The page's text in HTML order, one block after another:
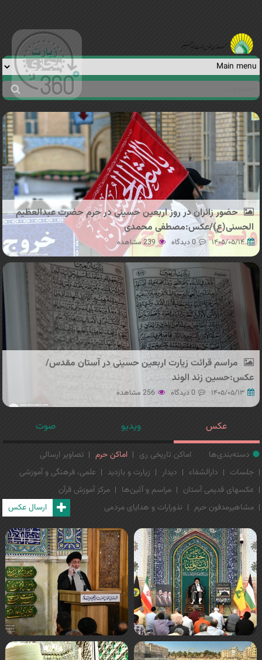
فرم
جستجو
حضور زائران در روز اربعین حسینی در حرم حضرت عبدالعظیم
الحسنی(ع)/عکس:مصطفی محمدی
۱۴۰۵/۰۵/۱۴ 0 دیدگاه 239 مشاهده
مراسم قرائت زیارت اربعین حسینی در آستان مقدس/
عکس:حسین زند الوند
۱۴۰۵/۰۵/۱۳ 0 دیدگاه 256 مشاهده
عکس ویدیو صوت
دسته‌بندی‌ها اماکن تاریخی ری اماکن حرم
تصاویر ارسالی
جلسات
دارالشفاء دیدار زیارت و بازدید
علمی، فرهنگی و آموزشی
عکسهای قدیمی آستان
مراسم و آئین‌ها
مرکز آموزش قرآن
مشاهیرمدفون حرم
نذورارات و هدایای مردمی ارسال عکس
صفحه‌ها